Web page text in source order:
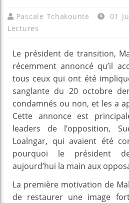
Pascale Tchakounte 01
Lectures
Le président de transition,
récemment annoncé qu’il
tous ceux qui ont été
sanglante du 20 octobre
condamnés ou non, et les a
Cette annonce est
leaders de l’opposition,
Loalngar, qui avaient été
pourquoi le président
aujourd’hui la main aux
La première motivation de
de restaurer une image